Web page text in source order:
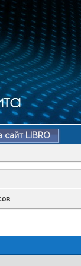
сайт LIBRO